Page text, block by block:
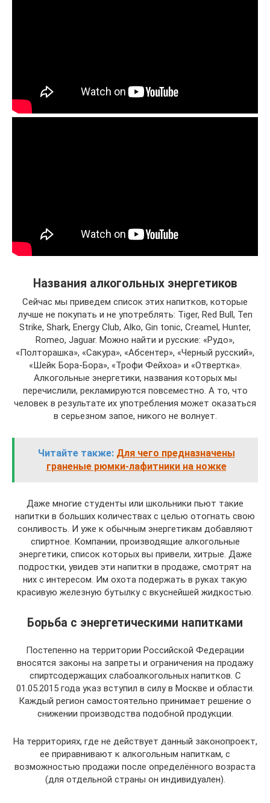
Названия алкогольных энергетиков
Сейчас мы приведем список этих напитков, которые
лучше не покупать и не употреблять: Tiger, Red Bull, Ten
Strike, Shark, Energy Club, Alko, Gin tonic, Creamel, Hunter,
Romeo, Jaguar. Можно найти и русские: «Рудо»,
«Полторашка», «Сакура», «Абсентер», «Черный русский»,
«Шейк Бора-Бора», «Трофи Фейхоа» и «Отвертка».
Алкогольные энергетики, названия которых мы
перечислили, рекламируются повсеместно. А то, что
человек в результате их употребления может оказаться
в серьезном запое, никого не волнует.
Читайте также: Для чего предназначены
граненые рюмки-лафитники на ножке
Даже многие студенты или школьники пьют такие
напитки в больших количествах с целью отогнать свою
сонливость. И уже к обычным энергетикам добавляют
спиртное. Компании, производящие алкогольные
энергетики, список которых вы привели, хитрые. Даже
подростки, увидев эти напитки в продаже, смотрят на
них с интересом. Им охота подержать в руках такую
красивую железную бутылку с вкуснейшей жидкостью.
Борьба с энергетическими напитками
Постепенно на территории Российской Федерации
вносятся законы на запреты и ограничения на продажу
спиртсодержащих слабоалкогольных напитков. С
01.05.2015 года указ вступил в силу в Москве и области.
Каждый регион самостоятельно принимает решение о
снижении производства подобной продукции.
На территориях, где не действует данный законопроект,
ее приравнивают к алкогольным напиткам, с
возможностью продажи после определённого возраста
(для отдельной страны он индивидуален).